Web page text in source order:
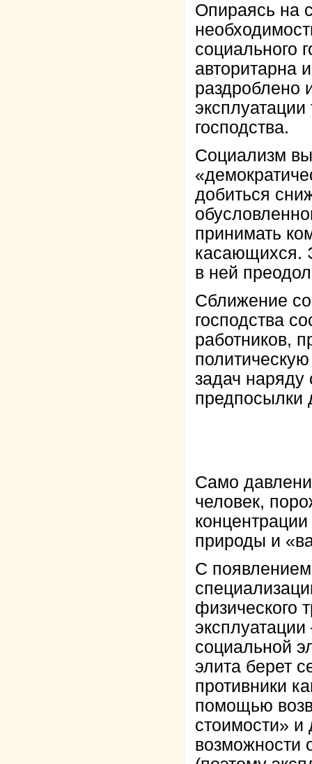
Опираясь на
социального
авторитарна
раздроблено
господства.
Социализм
добиться
принимать
касающихся.
в ней
Сближение
господства
работников,
задач наряду
предпосылки
Само
человек,
природы и
С
физического
социальной
элита берет
противники
помощью
стоимости» и
возможности